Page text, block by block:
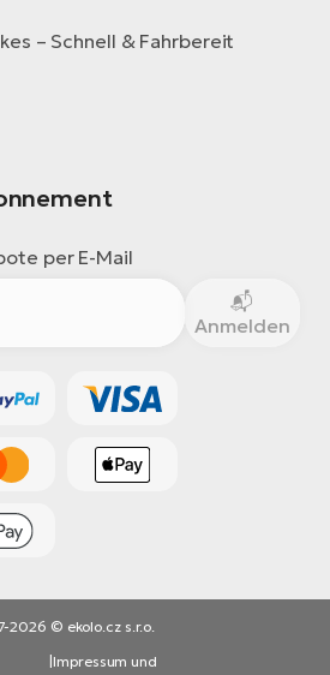
– Schnell & Fahrbereit
per E-Mail
Anmelden
2026 © ekolo.cz s.r.o.
Impressum und